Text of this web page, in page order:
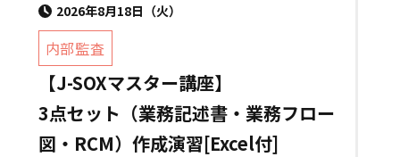
2026年8月18日（火）
内部監査
【J-SOXマスター講座】
3点セット（業務記述書・業務フロー
図・RCM）作成演習[Excel付]